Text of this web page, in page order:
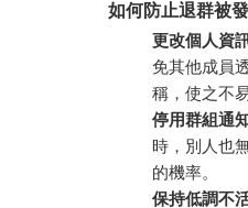
如何防止退群被
更改個人資
免其他成員
稱，使之不
停用群組通
時，別人也
的機率。
保持低調不